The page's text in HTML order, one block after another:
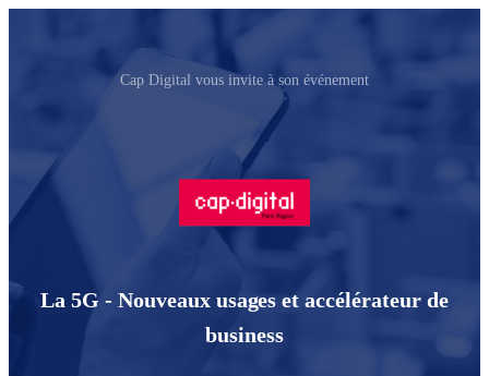
Cap Digital vous invite à son événement
La 5G - Nouveaux usages et accélérateur de
business